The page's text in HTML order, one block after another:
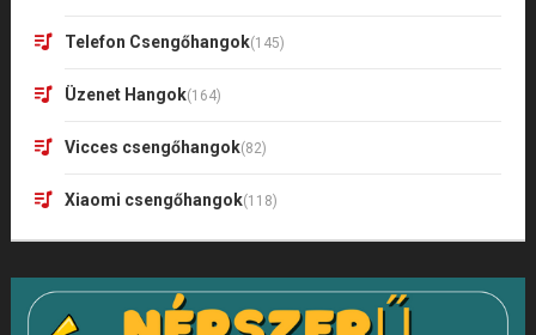
Telefon Csengőhangok(145)
Üzenet Hangok(164)
Vicces csengőhangok(82)
Xiaomi csengőhangok(118)